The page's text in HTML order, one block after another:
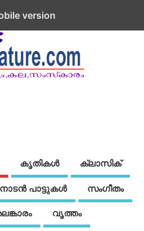
കൃതികൾ ക്ലാസിക്
നാടന്‍ പാട്ടുകള്‍ സംഗീതം
വൃത്തം
version